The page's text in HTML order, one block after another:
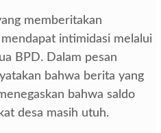
memberitakan
intimidasi melalui
BPD. Dalam pesan
bahwa berita yang
bahwa saldo
desa masih utuh.